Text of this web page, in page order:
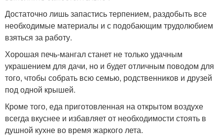
Достаточно лишь запастись терпением, раздобыть все
необходимые материалы и с подобающим трудолюбием
взяться за работу.
Хорошая печь-мангал станет не только удачным
украшением для дачи, но и будет отличным поводом для
того, чтобы собрать всю семью, родственников и друзей
под одной крышей.
Кроме того, еда приготовленная на открытом воздухе
всегда вкуснее и избавляет от необходимости стоять в
душной кухне во время жаркого лета.